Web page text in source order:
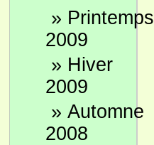
» Printemps
2009
» Hiver
2009
» Automne
2008